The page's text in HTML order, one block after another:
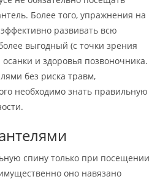
Более того, упражнения на
развивать всю
выгодный (с точки зрения
и здоровья позвоночника.
без риска травм,
необходимо знать правильную
спину только при посещении
оно навязано